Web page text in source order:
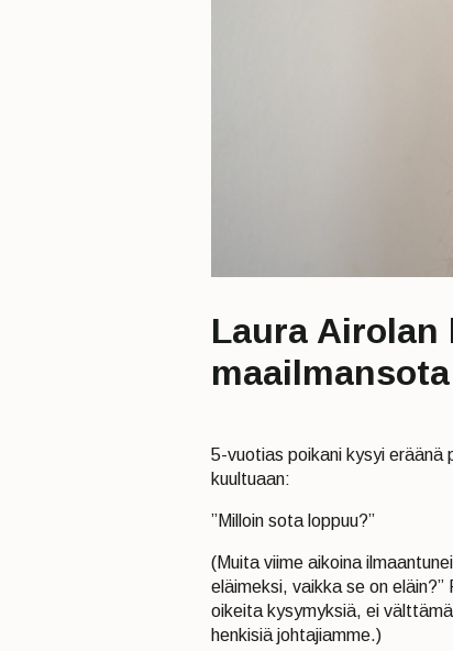
Laura
5-vuotias poikani kysyi eräänä
kuultuaan:
”Milloin sota loppuu?”
(Muita viime aikoina
eläimeksi, vaikka se on
oikeita kysymyksiä, ei
henkisiä johtajiamme.)